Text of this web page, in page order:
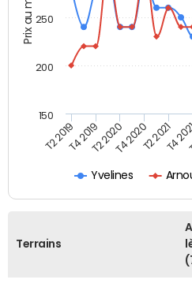
Prix au m2
Yvelines
T2 2019T4 2019T2 2020T4 2020T2 2021
T4
200
250
150
Terrains